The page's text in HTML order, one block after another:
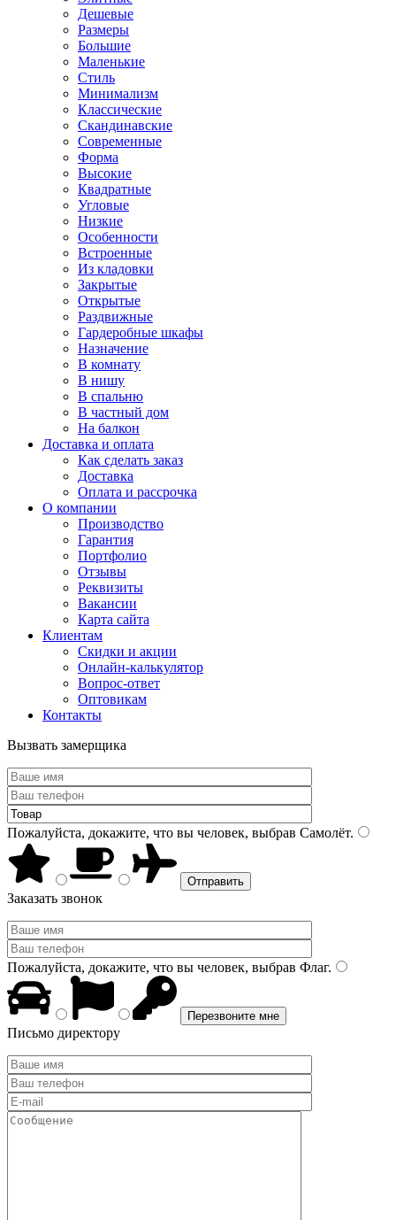
Дешевые
Размеры
Большие
Маленькие
Стиль
Минимализм
Классические
Скандинавские
Современные
Форма
Высокие
Квадратные
Угловые
Низкие
Особенности
Встроенные
Из кладовки
Закрытые
Открытые
Раздвижные
Гардеробные шкафы
Назначение
В комнату
В нишу
В спальню
В частный дом
На балкон
Доставка и оплата
Как сделать заказ
Доставка
Оплата и рассрочка
О компании
Производство
Гарантия
Портфолио
Отзывы
Реквизиты
Вакансии
Карта сайта
Клиентам
Скидки и акции
Онлайн-калькулятор
Вопрос-ответ
Оптовикам
Контакты
Вызвать замерщика
Пожалуйста, докажите, что вы человек, выбрав Самолёт.
Заказать звонок
Пожалуйста, докажите, что вы человек, выбрав Флаг.
Письмо директору